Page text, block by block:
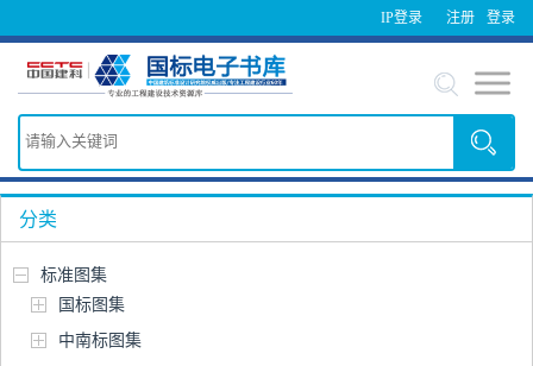
IP登录 登录
注册
分类
标准图集
国标图集
中南标图集